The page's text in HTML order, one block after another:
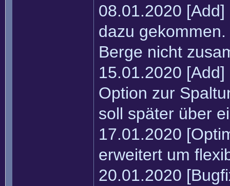
08.01.2020
dazu
Berge nicht
15.01.2020
Option zur
soll später über
17.01.2020
erweitert um
20.01.2020